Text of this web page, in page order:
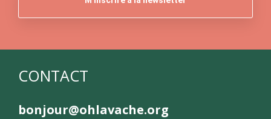
CONTACT
bonjour@ohlavache.org